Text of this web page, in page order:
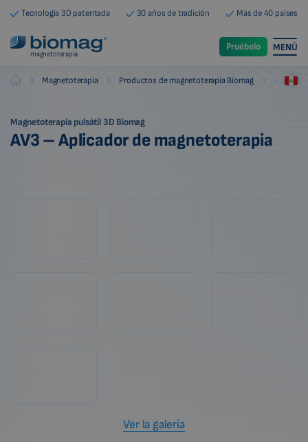
Tecnología 3D patentada 30 años de tradición Más de 40 países
magnetoterapia
Pruébelo MENÚ
Biomag Magnetoterapia Productos de magnetoterapia Biomag
Magnetoterapia pulsátil 3D Biomag
AV3 – Aplicador de magnetoterapia
Ver la galería